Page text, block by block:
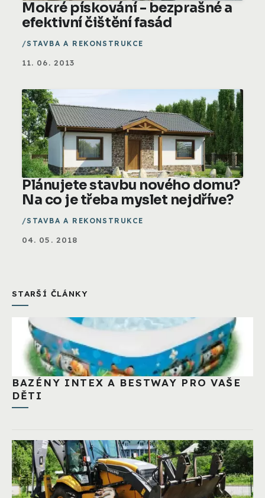
Mokré pískování - bezprašné a
efektivní čištění fasád
STAVBA A REKONSTRUKCE
11. 06. 2013
Plánujete stavbu nového domu?
Na co je třeba myslet nejdříve?
STAVBA A REKONSTRUKCE
04. 05. 2018
STARŠÍ ČLÁNKY
BAZÉNY INTEX A BESTWAY PRO VAŠE
DĚTI